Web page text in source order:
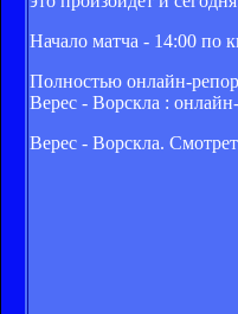
Начало матча - 14:00 по
Полностью онлайн-
Верес - Ворскла :
Верес - Ворскла.